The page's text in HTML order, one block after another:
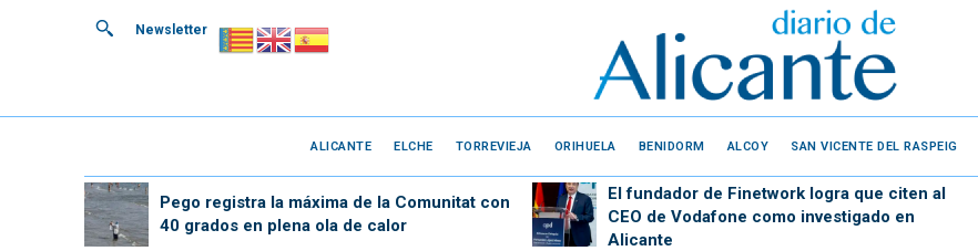
Newsletter
ALICANTE ELCHE TORREVIEJA ORIHUELA BENIDORM ALCOY SAN VICENTE DEL RASPEIG
Pego registra la máxima de la Comunitat con
40 grados en plena ola de calor
El fundador de Finetwork logra que citen al
CEO de Vodafone como investigado en
Alicante